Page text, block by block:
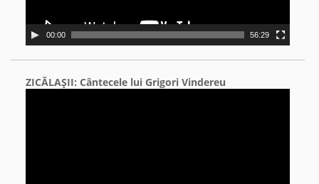
00:00 56:29
ZICĂLAŞII: Cântecele lui Grigori Vindereu